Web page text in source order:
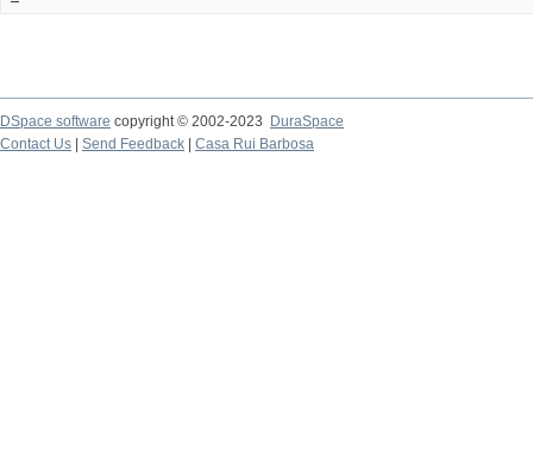
DSpace software copyright © 2002-2023
DuraSpace
Contact Us
Send Feedback Casa Rui Barbosa